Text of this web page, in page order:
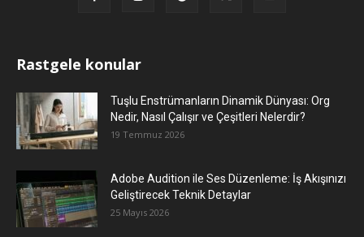
Rastgele konular
Tuşlu Enstrümanların Dinamik Dünyası: Org
Nedir, Nasıl Çalışır ve Çeşitleri Nelerdir?
19 Temmuz 2026
Adobe Audition ile Ses Düzenleme: İş Akışınızı
Geliştirecek Teknik Detaylar
25 Mayıs 2026